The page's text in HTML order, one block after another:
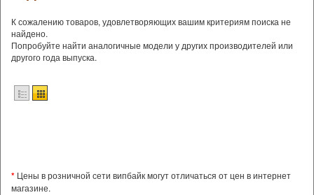
К сожалению товаров, удовлетворяющих вашим критериям поиска не
найдено.
Попробуйте найти аналогичные модели у других производителей или
другого года выпуска.
* Цены в розничной сети випбайк могут отличаться от цен в интернет
магазине.